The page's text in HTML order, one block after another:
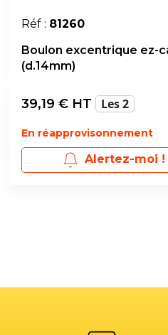
Réf : 81260
Boulon excentrique ez-
(d.14mm)
39,19 € HT Les 2
En réapprovisonnement
Alertez-moi !